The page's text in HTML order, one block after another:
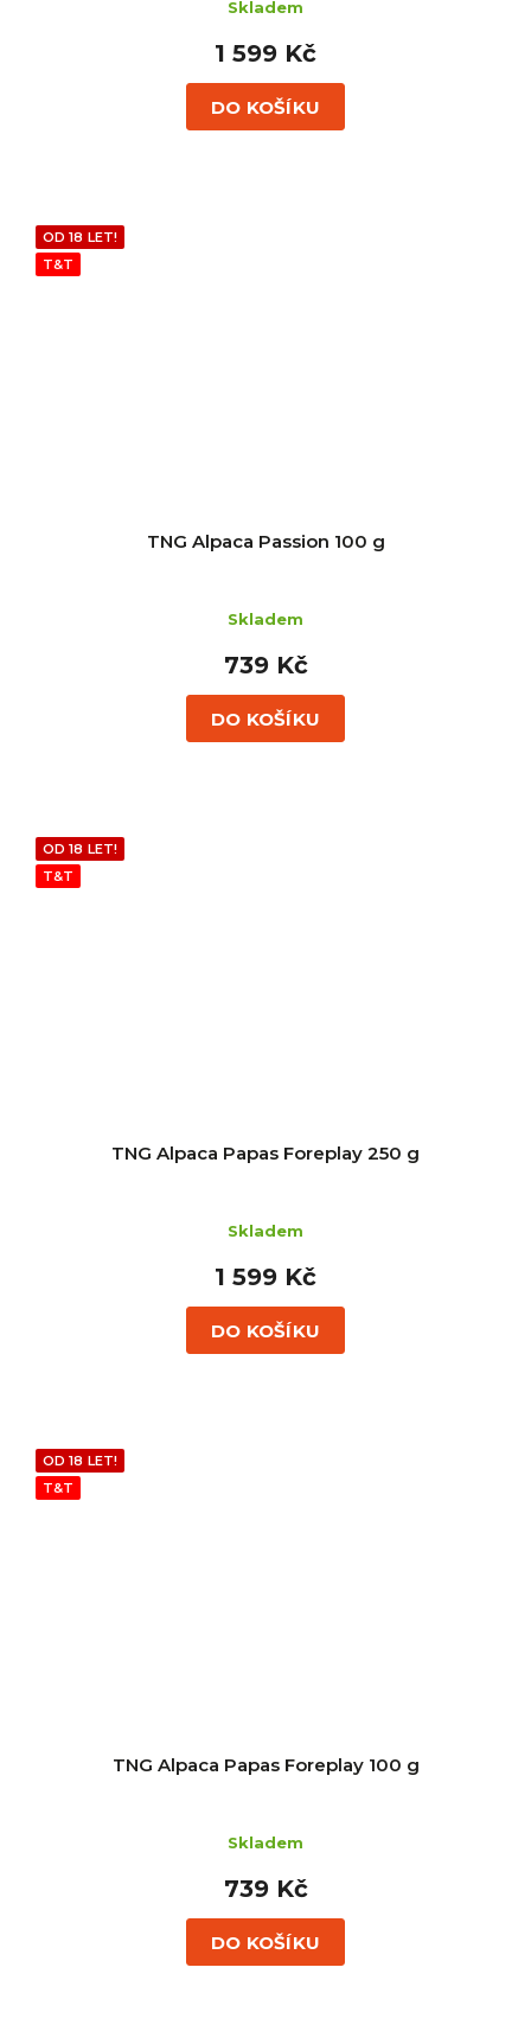
Skladem
1 599 Kč
DO KOŠÍKU
OD 18 LET!
T&T
TNG Alpaca Passion 100 g
Skladem
739 Kč
DO KOŠÍKU
OD 18 LET!
T&T
TNG Alpaca Papas Foreplay 250 g
Skladem
1 599 Kč
DO KOŠÍKU
OD 18 LET!
T&T
TNG Alpaca Papas Foreplay 100 g
Skladem
739 Kč
DO KOŠÍKU